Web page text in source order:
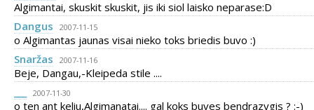
Algimantai, skuskit skuskit, jis iki siol laisko neparase:D
Dangus
2007-11-15
o Algimantas jaunas visai nieko toks briedis buvo :)
Snaržas
2007-11-16
Beje, Dangau,-Kleipeda stile ....
2007-11-30
o ten ant keliu,Algimanatai.... gal koks buves bendrazygis ? :-)